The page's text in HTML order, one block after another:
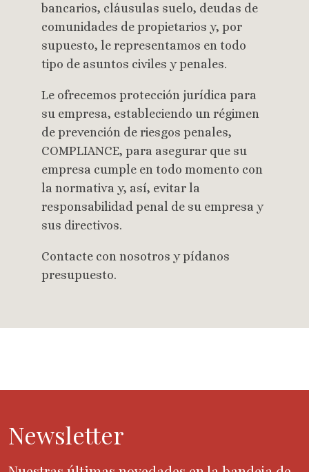
bancarios, cláusulas suelo, deudas de
comunidades de propietarios y, por
supuesto, le representamos en todo
tipo de asuntos civiles y penales.
Le ofrecemos protección jurídica para
su empresa, estableciendo un régimen
de prevención de riesgos penales,
COMPLIANCE, para asegurar que su
empresa cumple en todo momento con
la normativa y, así, evitar la
responsabilidad penal de su empresa y
sus directivos.
Contacte con nosotros y pídanos
presupuesto.
Newsletter